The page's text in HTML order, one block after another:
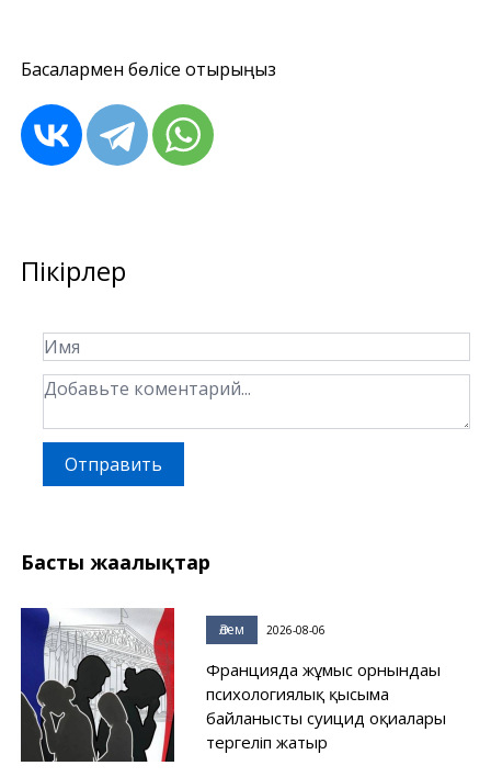
Басқалармен бөлісе отырыңыз
Пікірлер
Отправить
Басты жаңалықтар
Әлем 2026-08-06
Францияда жұмыс орнындағы
психологиялық қысымға
байланысты суицид оқиғалары
тергеліп жатыр